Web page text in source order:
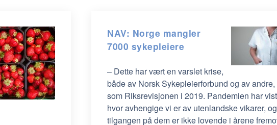
NAV: Norge mangler
7000 sykepleiere
– Dette har vært en varslet krise,
både av Norsk Sykepleierforbund og av andre,
som Riksrevisjonen i 2019. Pandemien har vist
hvor avhengige vi er av utenlandske vikarer, og
tilgangen på dem er ikke lovende i årene